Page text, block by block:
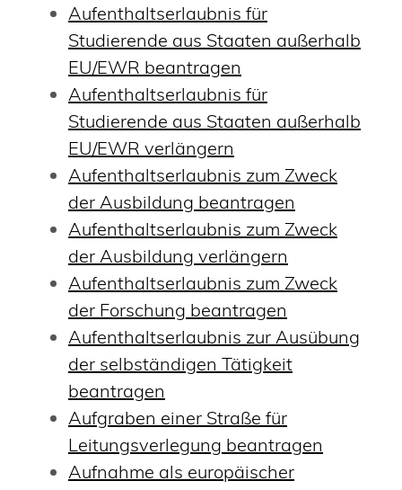
Aufenthaltserlaubnis für
Studierende aus Staaten außerhalb
EU/EWR beantragen
Aufenthaltserlaubnis für
Studierende aus Staaten außerhalb
EU/EWR verlängern
Aufenthaltserlaubnis zum Zweck
der Ausbildung beantragen
Aufenthaltserlaubnis zum Zweck
der Ausbildung verlängern
Aufenthaltserlaubnis zum Zweck
der Forschung beantragen
Aufenthaltserlaubnis zur Ausübung
der selbständigen Tätigkeit
beantragen
Aufgraben einer Straße für
Leitungsverlegung beantragen
Aufnahme als europäischer